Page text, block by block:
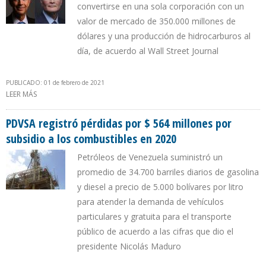
convertirse en una sola corporación con un
valor de mercado de 350.000 millones de
dólares y una producción de hidrocarburos al
día, de acuerdo al Wall Street Journal
PUBLICADO: 01 de febrero de 2021
LEER MÁS
ESEQUIBO
PDVSA registró pérdidas por $ 564 millones por
subsidio a los combustibles en 2020
Petróleos de Venezuela suministró un
promedio de 34.700 barriles diarios de gasolina
y diesel a precio de 5.000 bolívares por litro
para atender la demanda de vehículos
particulares y gratuita para el transporte
público de acuerdo a las cifras que dio el
presidente Nicolás Maduro